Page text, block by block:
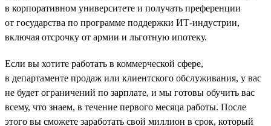
в корпоративном университете и получать преференции
от государства по программе поддержки ИТ-индустрии,
включая отсрочку от армии и льготную ипотеку.
Если вы хотите работать в коммерческой сфере,
в департаменте продаж или клиентского обслуживания, у вас
не будет ограничений по зарплате, и мы готовы обучить вас
всему, что знаем, в течение первого месяца работы. После
этого вы сможете заработать свой миллион в срок, который